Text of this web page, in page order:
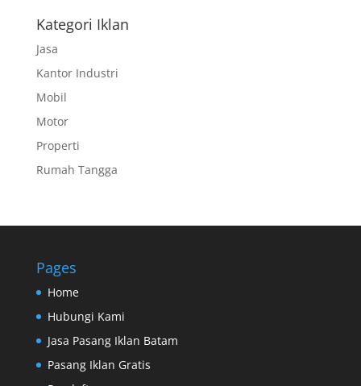
Kategori Iklan
Jasa
Kantor Industri
Mobil
Motor
Properti
Rumah Tangga
Pages
Home
Hubungi Kami
Jasa Pasang Iklan Batam
Pasang Iklan Gratis